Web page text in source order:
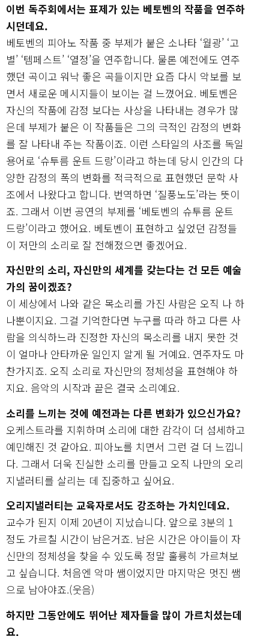
이번 독주회에서는 표제가 있는 베토벤의 작품을 연주하
시던데요.
베토벤의 피아노 작품 중 부제가 붙은 소나타 ‘월광’ ‘고
별’ ‘템페스트’ ‘열정’을 연주합니다. 물론 예전에도 연주
했던 곡이고 워낙 좋은 곡들이지만 요즘 다시 악보를 보
면서 새로운 메시지들이 보이는 걸 느꼈어요. 베토벤은
자신의 작품에 감정 보다는 사상을 나타내는 경우가 많
은데 부제가 붙은 이 작품들은 그의 극적인 감정의 변화
를 잘 나타내 주는 작품이죠. 이런 스타일의 사조를 독일
용어로 ‘슈투름 운트 드랑’이라고 하는데 당시 인간의 다
양한 감정의 폭의 변화를 적극적으로 표현했던 문학 사
조에서 나왔다고 합니다. 번역하면 ‘질풍노도’라는 뜻이
죠. 그래서 이번 공연의 부제를 ‘베토벤의 슈투름 운트
드랑’이라고 했어요. 베토벤이 표현하고 싶었던 감정들
이 저만의 소리로 잘 전해졌으면 좋겠어요.
자신만의 소리, 자신만의 세계를 갖는다는 건 모든 예술
가의 꿈이겠죠?
이 세상에서 나와 같은 목소리를 가진 사람은 오직 나 하
나뿐이지요. 그걸 기억한다면 누구를 따라 하고 다른 사
람을 의식하느라 진정한 자신의 목소리를 내지 못한 것
이 얼마나 안타까운 일인지 알게 될 거예요. 연주자도 마
찬가지죠. 오직 소리로 자신만의 정체성을 표현해야 하
지요. 음악의 시작과 끝은 결국 소리예요.
소리를 느끼는 것에 예전과는 다른 변화가 있으신가요?
오케스트라를 지휘하며 소리에 대한 감각이 더 섬세하고
예민해진 것 같아요. 피아노를 치면서 그런 걸 더 느낍니
다. 그래서 더욱 진실한 소리를 만들고 오직 나만의 오리
지낼러티를 살리는 데 집중하고 싶어요.
오리지낼러티는 교육자로서도 강조하는 가치인데요.
교수가 된지 이제 20년이 지났습니다. 앞으로 3분의 1
정도 가르칠 시간이 남은거죠. 남은 시간은 아이들이 자
신만의 정체성을 찾을 수 있도록 정말 훌륭히 가르쳐보
고 싶습니다. 처음엔 악마 쌤이었지만 마지막은 멋진 쌤
으로 남아야죠.(웃음)
하지만 그동안에도 뛰어난 제자들을 많이 가르치셨는데
요.